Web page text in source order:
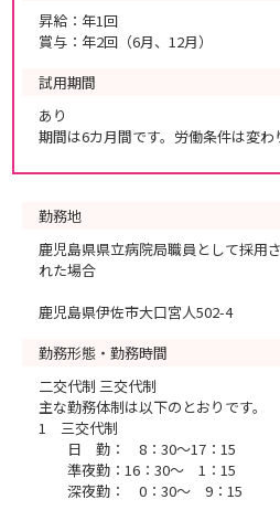
昇給：年1回
賞与：年2回（6月、12月）
試用期間
あり
期間は6カ月間です。労働条件は変わ
勤務地
鹿児島県県立病院局職員として採用
れた場合
鹿児島県伊佐市大口宮人502-4
勤務形態・勤務時間
二交代制 三交代制
主な勤務体制は以下のとおりです。
1 三交代制
日 勤： 8：30～17：15
準夜勤：16：30～ 1：15
深夜勤： 0：30～ 9：15